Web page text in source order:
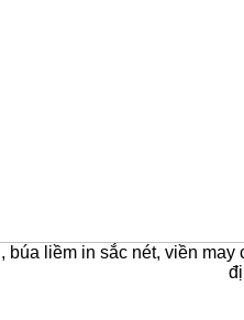
liềm in sắc nét, viền